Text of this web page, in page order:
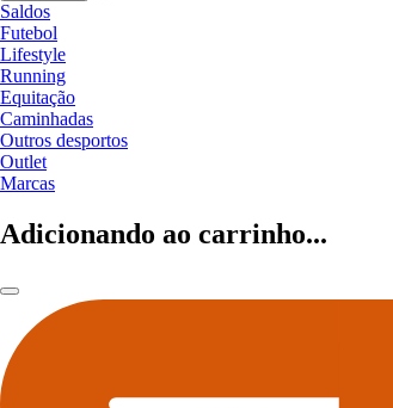
Saldos
Futebol
Lifestyle
Running
Equitação
Caminhadas
Outros desportos
Outlet
Marcas
Adicionando ao carrinho...